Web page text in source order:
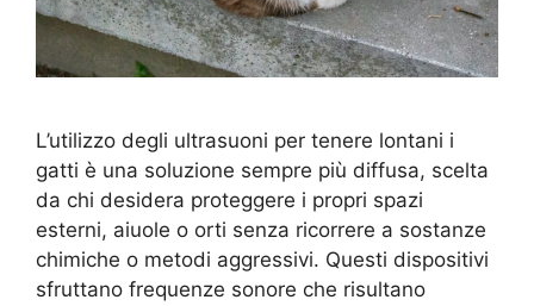
L’utilizzo degli ultrasuoni per tenere lontani i
gatti è una soluzione sempre più diffusa, scelta
da chi desidera proteggere i propri spazi
esterni, aiuole o orti senza ricorrere a sostanze
chimiche o metodi aggressivi. Questi dispositivi
sfruttano frequenze sonore che risultano